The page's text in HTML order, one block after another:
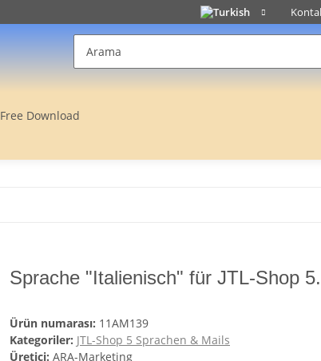
Free Download
Sprache "Italienisch" für JTL-Shop
Ürün numarası: 11AM139
Kategoriler: JTL-Shop 5 Sprachen & Mails
Üretici: ARA-Marketing